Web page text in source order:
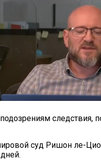
следствия,
суд Ришон ле-